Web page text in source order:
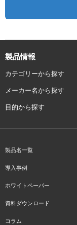
製品情報
カテゴリーから探す
メーカー名から探す
目的から探す
製品名一覧
導入事例
ホワイトペーパー
資料ダウンロード
コラム